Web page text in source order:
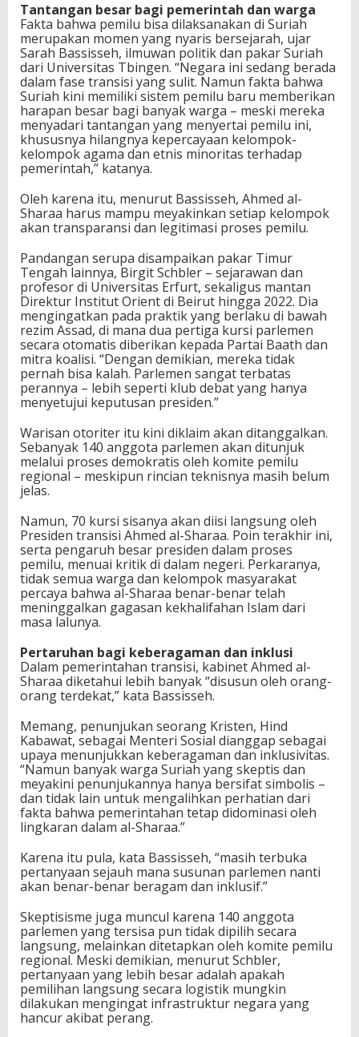
Tantangan besar bagi pemerintah dan warga
Fakta bahwa pemilu bisa dilaksanakan di Suriah
merupakan momen yang nyaris bersejarah, ujar
Sarah Bassisseh, ilmuwan politik dan pakar Suriah
dari Universitas Tbingen. “Negara ini sedang berada
dalam fase transisi yang sulit. Namun fakta bahwa
Suriah kini memiliki sistem pemilu baru memberikan
harapan besar bagi banyak warga – meski mereka
menyadari tantangan yang menyertai pemilu ini,
khususnya hilangnya kepercayaan kelompok-
kelompok agama dan etnis minoritas terhadap
pemerintah,” katanya.
Oleh karena itu, menurut Bassisseh, Ahmed al-
Sharaa harus mampu meyakinkan setiap kelompok
akan transparansi dan legitimasi proses pemilu.
Pandangan serupa disampaikan pakar Timur
Tengah lainnya, Birgit Schbler – sejarawan dan
profesor di Universitas Erfurt, sekaligus mantan
Direktur Institut Orient di Beirut hingga 2022. Dia
mengingatkan pada praktik yang berlaku di bawah
rezim Assad, di mana dua pertiga kursi parlemen
secara otomatis diberikan kepada Partai Baath dan
mitra koalisi. “Dengan demikian, mereka tidak
pernah bisa kalah. Parlemen sangat terbatas
perannya – lebih seperti klub debat yang hanya
menyetujui keputusan presiden.”
Warisan otoriter itu kini diklaim akan ditanggalkan.
Sebanyak 140 anggota parlemen akan ditunjuk
melalui proses demokratis oleh komite pemilu
regional – meskipun rincian teknisnya masih belum
jelas.
Namun, 70 kursi sisanya akan diisi langsung oleh
Presiden transisi Ahmed al-Sharaa. Poin terakhir ini,
serta pengaruh besar presiden dalam proses
pemilu, menuai kritik di dalam negeri. Perkaranya,
tidak semua warga dan kelompok masyarakat
percaya bahwa al-Sharaa benar-benar telah
meninggalkan gagasan kekhalifahan Islam dari
masa lalunya.
Pertaruhan bagi keberagaman dan inklusi
Dalam pemerintahan transisi, kabinet Ahmed al-
Sharaa diketahui lebih banyak “disusun oleh orang-
orang terdekat,” kata Bassisseh.
Memang, penunjukan seorang Kristen, Hind
Kabawat, sebagai Menteri Sosial dianggap sebagai
upaya menunjukkan keberagaman dan inklusivitas.
“Namun banyak warga Suriah yang skeptis dan
meyakini penunjukannya hanya bersifat simbolis –
dan tidak lain untuk mengalihkan perhatian dari
fakta bahwa pemerintahan tetap didominasi oleh
lingkaran dalam al-Sharaa.”
Karena itu pula, kata Bassisseh, “masih terbuka
pertanyaan sejauh mana susunan parlemen nanti
akan benar-benar beragam dan inklusif.”
Skeptisisme juga muncul karena 140 anggota
parlemen yang tersisa pun tidak dipilih secara
langsung, melainkan ditetapkan oleh komite pemilu
regional. Meski demikian, menurut Schbler,
pertanyaan yang lebih besar adalah apakah
pemilihan langsung secara logistik mungkin
dilakukan mengingat infrastruktur negara yang
hancur akibat perang.